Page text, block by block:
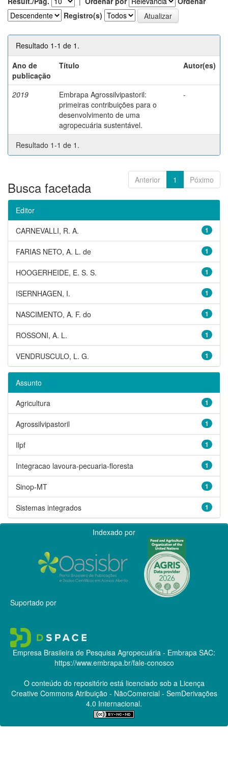
Registro(s)
Resultado 1-1 de 1.
Ano de
publicação
Título Autor(es)
2019
Embrapa Agrossilvipastoril:
primeiras contribuições para o
desenvolvimento de uma
agropecuária sustentável.
-
Resultado 1-1 de 1.
Anterior 1 Póximo
Busca facetada
Editor
1
CARNEVALLI, R. A.
1
FARIAS NETO, A. L. de
1
HOOGERHEIDE, E. S. S.
1
ISERNHAGEN, I.
1
NASCIMENTO, A. F. do
1
ROSSONI, A. L.
1
VENDRUSCULO, L. G.
Assunto
1
Agricultura
1
Agrossilvipastoril
1
Ilpf
1
Integracao lavoura-pecuaria-floresta
1
Sinop-MT
1
Sistemas integrados
Indexado por
Suportado por
Empresa Brasileira de Pesquisa Agropecuária - Embrapa SAC:
https://www.embrapa.br/fale-conosco
O conteúdo do repositório está licenciado sob a Licença
Creative CommonsAtribuição - NãoComercial - SemDerivações
4.0 Internacional.